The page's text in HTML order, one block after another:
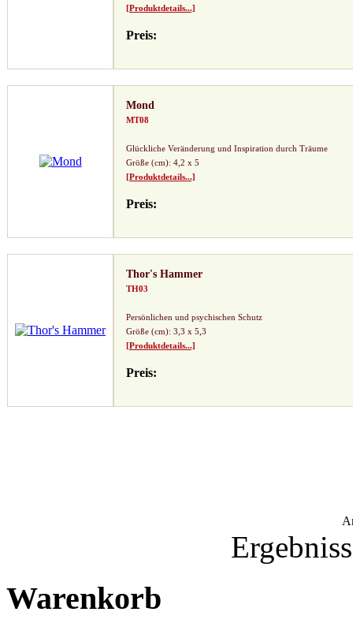
[Produktdetails...]
Preis:
Mond
MT08
Glückliche Veränderung und Inspiration durch Träume
Größe (cm): 4,2 x 5
[Produktdetails...]
Preis:
Thor's Hammer
TH03
Persönlichen und psychischen Schutz
Größe (cm): 3,3 x 5,3
[Produktdetails...]
Preis:
Warenkorb